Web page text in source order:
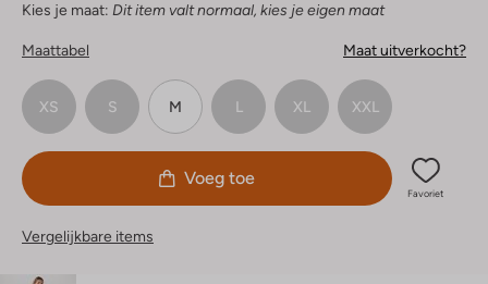
Kies je maat: Dit item valt normaal, kies je eigen maat
Maattabel Maat uitverkocht?
XS S M L XL XXL
Voeg toe
Favoriet
Vergelijkbare items